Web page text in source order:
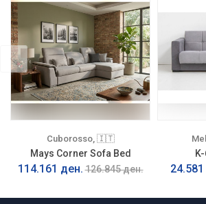
Cuborosso, 🇮🇹
Mays Corner Sofa Bed
114.161 ден. 126.845 ден.